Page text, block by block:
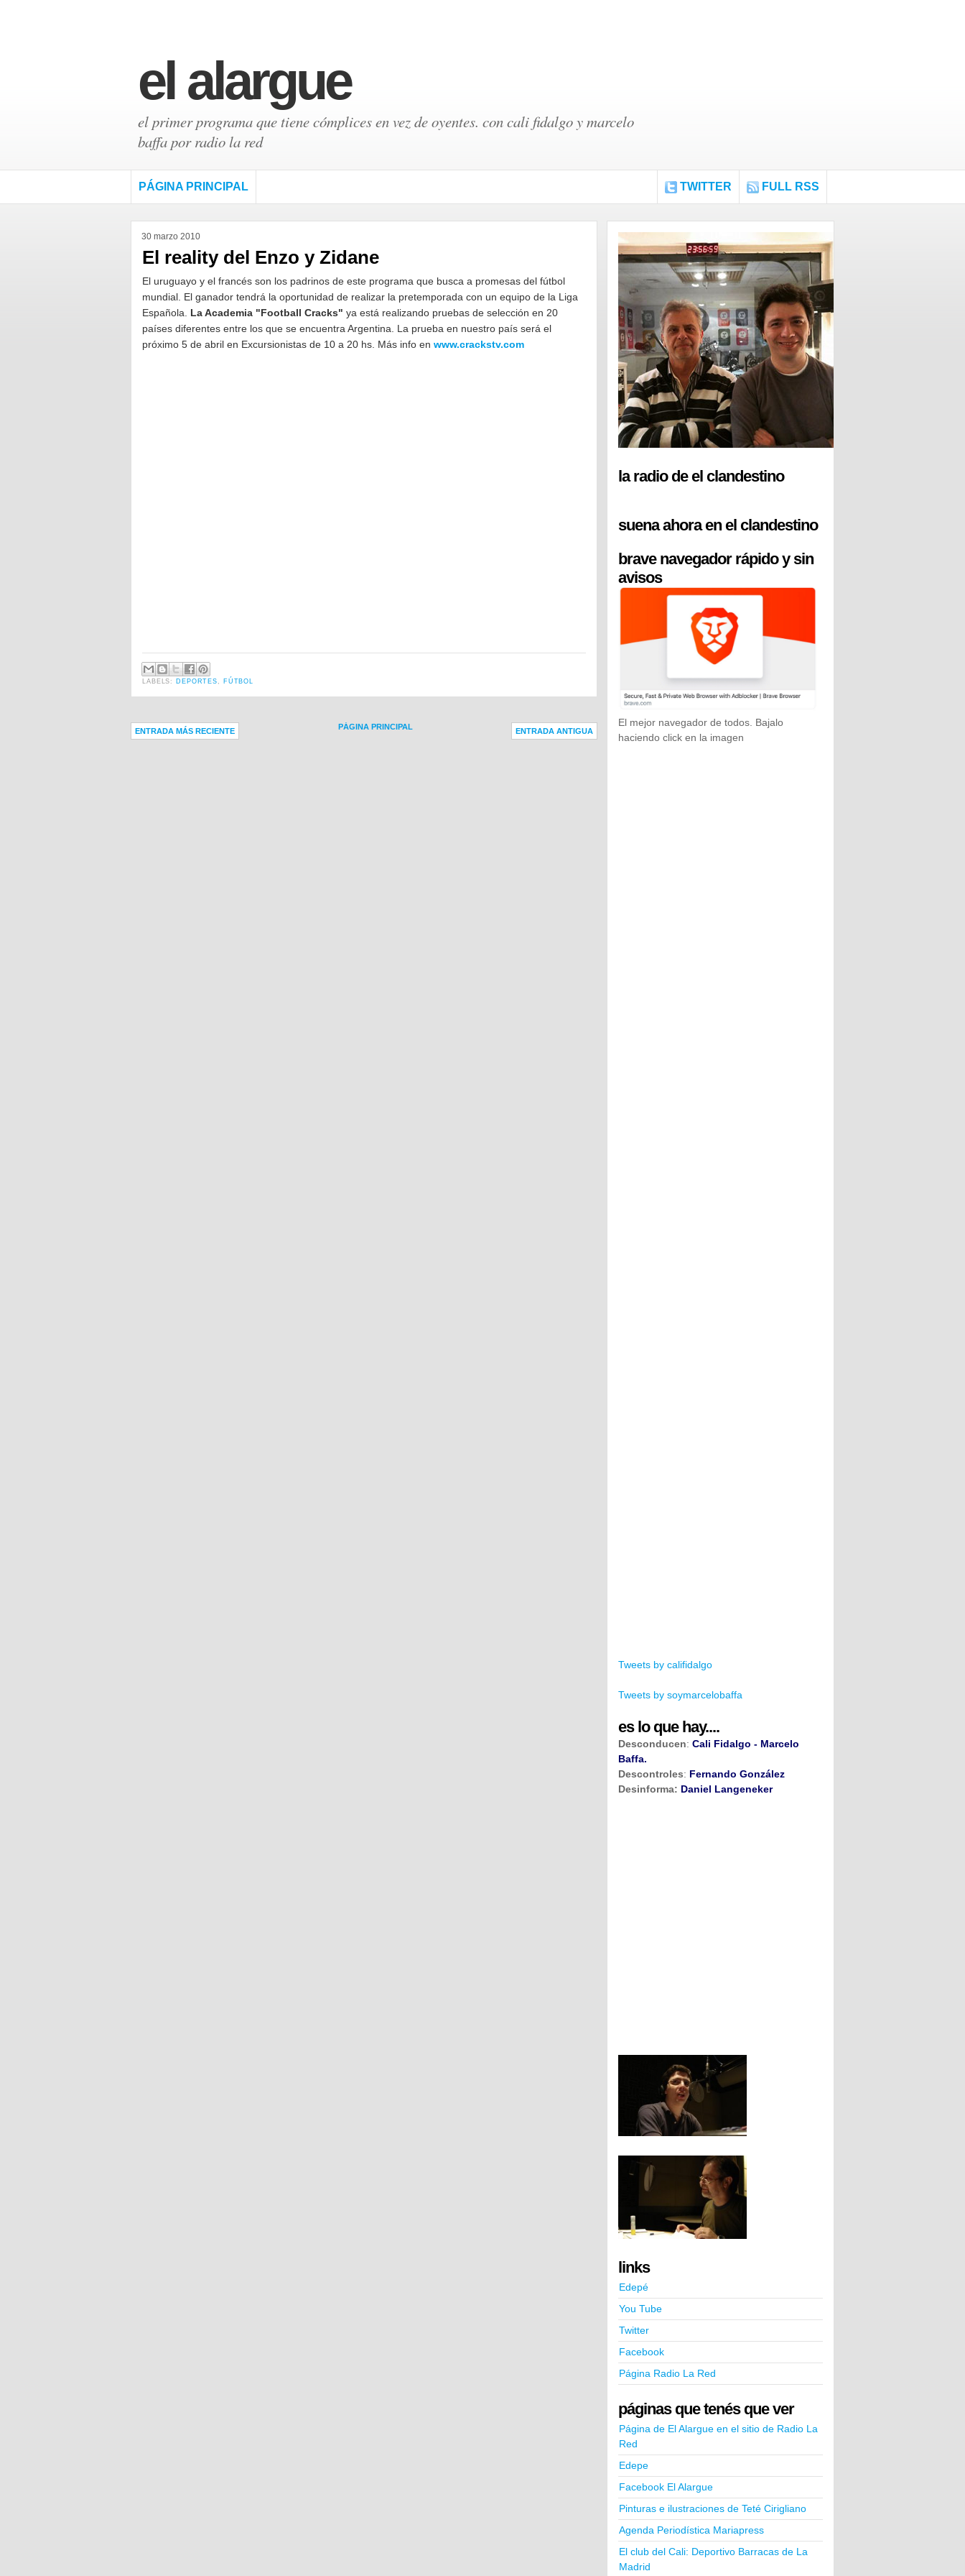
el alargue
el primer programa que tiene cómplices en vez de oyentes. con cali fidalgo y marcelo
baffa por radio la red
PÁGINA PRINCIPAL TWITTER FULL RSS
30 marzo 2010
El reality del Enzo y Zidane
El uruguayo y el francés son los padrinos de este programa que busca a promesas del fútbol
mundial. El ganador tendrá la oportunidad de realizar la pretemporada con un equipo de la Liga
Española. La Academia "Football Cracks" ya está realizando pruebas de selección en 20
países diferentes entre los que se encuentra Argentina. La prueba en nuestro país será el
próximo 5 de abril en Excursionistas de 10 a 20 hs. Más info en www.crackstv.com
LABELS: DEPORTES FÚTBOL
ENTRADA MÁS RECIENTE ENTRADA ANTIGUA
PÁGINA PRINCIPAL
la radio de el clandestino
suena ahora en el clandestino
brave navegador rápido y sin
avisos
El mejor navegador de todos. Bajalo
haciendo click en la imagen
Tweets by califidalgo
Tweets by soymarcelobaffa
es lo que hay....
Desconducen: Cali Fidalgo - Marcelo
Baffa.
Descontroles: Fernando González
Desinforma: Daniel Langeneker
links
Edepé
You Tube
Twitter
Facebook
Página Radio La Red
páginas que tenés que ver
Página de El Alargue en el sitio de Radio La
Red
Edepe
Facebook El Alargue
Pinturas e ilustraciones de Teté Cirigliano
Agenda Periodística Mariapress
El club del Cali: Deportivo Barracas de La
Madrid